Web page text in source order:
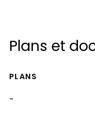
Plans et
PLANS
-